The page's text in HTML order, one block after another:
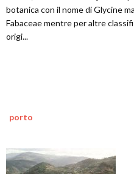
botanica con il nome di Glycine
Fabaceae mentre per altre
origi...
porto